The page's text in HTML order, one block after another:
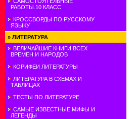
РАБОТЫ.10 КЛАСС
КРОССВОРДЫ ПО РУССКОМУ
ЯЗЫКУ
» ЛИТЕРАТУРА
ВЕЛИЧАЙШИЕ КНИГИ ВСЕХ
ВРЕМЕН И НАРОДОВ
КОРИФЕИ ЛИТЕРАТУРЫ
ЛИТЕРАТУРА В СХЕМАХ И
ТАБЛИЦАХ
ТЕСТЫ ПО ЛИТЕРАТУРЕ
САМЫЕ ИЗВЕСТНЫЕ МИФЫ И
ЛЕГЕНДЫ